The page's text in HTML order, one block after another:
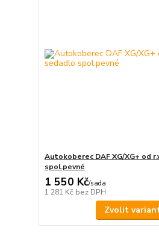
Autokoberec DAF XG/XG+ od
spol.pevné
1 550 Kč/sada
1 281 Kč bez DPH
Zvolit